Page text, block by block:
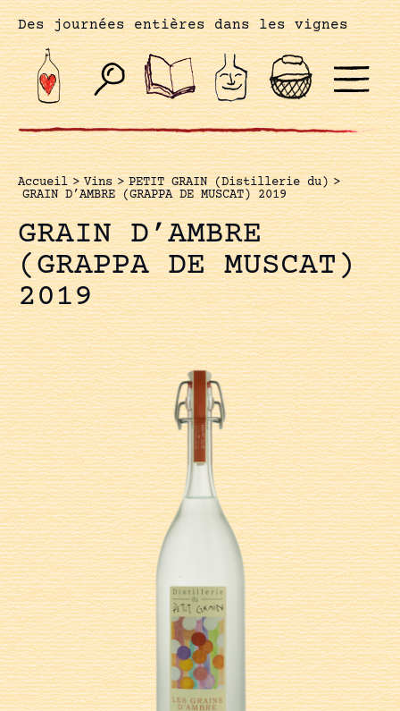
Des journées entières dans les vignes
Accueil > Vins > PETIT GRAIN (Distillerie du) >
GRAIN D’AMBRE (GRAPPA DE MUSCAT) 2019
GRAIN D’AMBRE
(GRAPPA DE MUSCAT)
2019